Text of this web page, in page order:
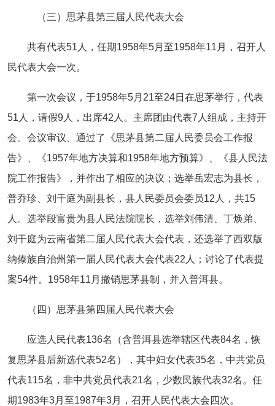
（三）思茅县第三届人民代表大会
共有代表51人，任期1958年5月至1958年11月，召开人
民代表大会一次。
第一次会议，于1958年5月21至24日在思茅举行，代表
51人，请假9人，出席42人。主席团由代表7人组成，主持开
会。会议审议、通过了《思茅县第二届人民委员会工作报
告》、《1957年地方决算和1958年地方预算》、《县人民法
院工作报告》，并作出了相应的决议；选举岳宏志为县长，
普乔珍、刘干庭为副县长，县人民委员会委员12人，共15
人。选举段富贵为县人民法院院长，选举刘伟清、丁焕弟、
刘干庭为云南省第二届人民代表大会代表，还选举了西双版
纳傣族自治州第一届人民代表大会代表22人；讨论了代表提
案54件。1958年11月撤销思茅县制，并入普洱县。
（四）思茅县第四届人民代表大会
应选人民代表136名（含普洱县选举辖区代表84名，恢
复思茅县后新选代表52名），其中妇女代表35名，中共党员
代表115名，非中共党员代表21名，少数民族代表32名。任
期1983年3月至1987年3月，召开人民代表大会四次。